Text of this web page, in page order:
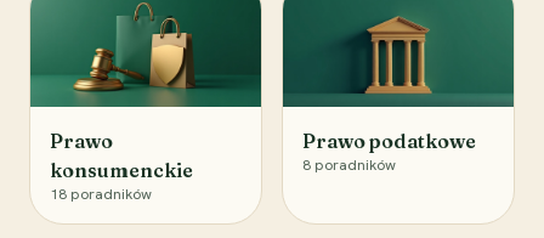
Prawo
konsumenckie
18 poradników
Prawo podatkowe
8 poradników